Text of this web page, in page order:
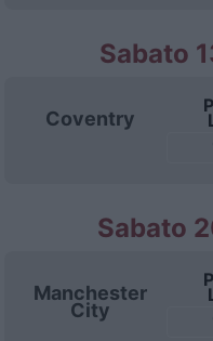
Sabato
Coventry
Sabato
Manchester
City